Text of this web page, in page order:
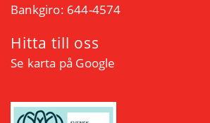
Bankgiro: 644-4574
Hitta till oss
Se karta på Google